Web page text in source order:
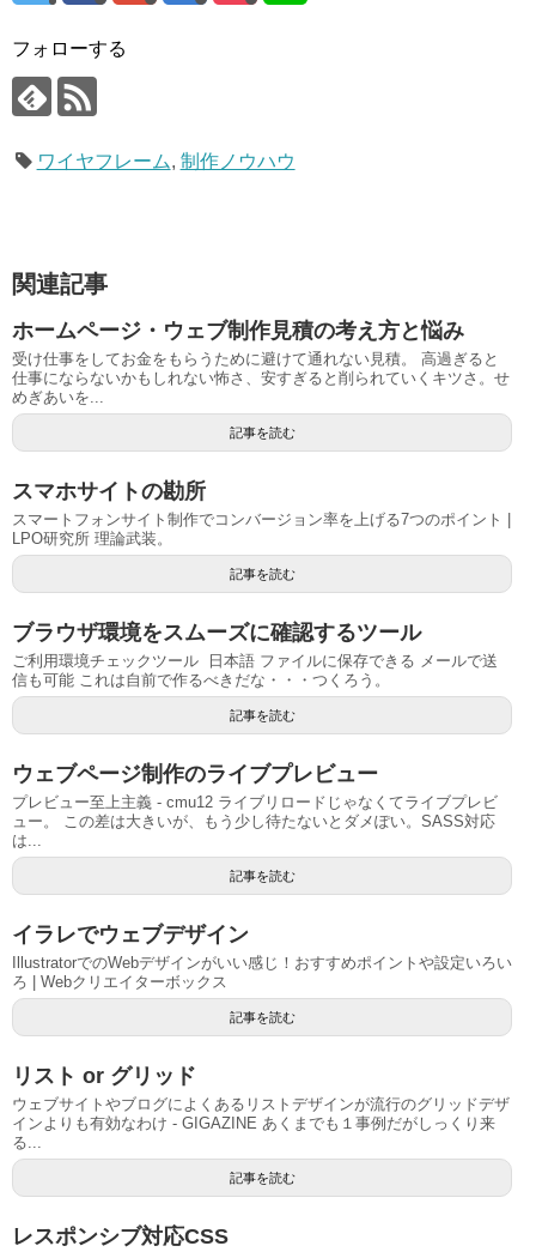
フォローする
ワイヤフレーム, 制作ノウハウ
関連記事
ホームページ・ウェブ制作見積の考え方と悩み
受け仕事をしてお金をもらうために避けて通れない見積。 高過ぎると
仕事にならないかもしれない怖さ、安すぎると削られていくキツさ。せ
めぎあいを...
記事を読む
スマホサイトの勘所
スマートフォンサイト制作でコンバージョン率を上げる7つのポイント |
LPO研究所 理論武装。
記事を読む
ブラウザ環境をスムーズに確認するツール
ご利用環境チェックツール 日本語 ファイルに保存できる メールで送
信も可能 これは自前で作るべきだな・・・つくろう。
記事を読む
ウェブページ制作のライブプレビュー
プレビュー至上主義 - cmu12 ライブリロードじゃなくてライブプレビ
ュー。 この差は大きいが、もう少し待たないとダメぽい。SASS対応
は...
記事を読む
イラレでウェブデザイン
IllustratorでのWebデザインがいい感じ！おすすめポイントや設定いろい
ろ | Webクリエイターボックス
記事を読む
リスト or グリッド
ウェブサイトやブログによくあるリストデザインが流行のグリッドデザ
インよりも有効なわけ - GIGAZINE あくまでも１事例だがしっくり来
る...
記事を読む
レスポンシブ対応CSS